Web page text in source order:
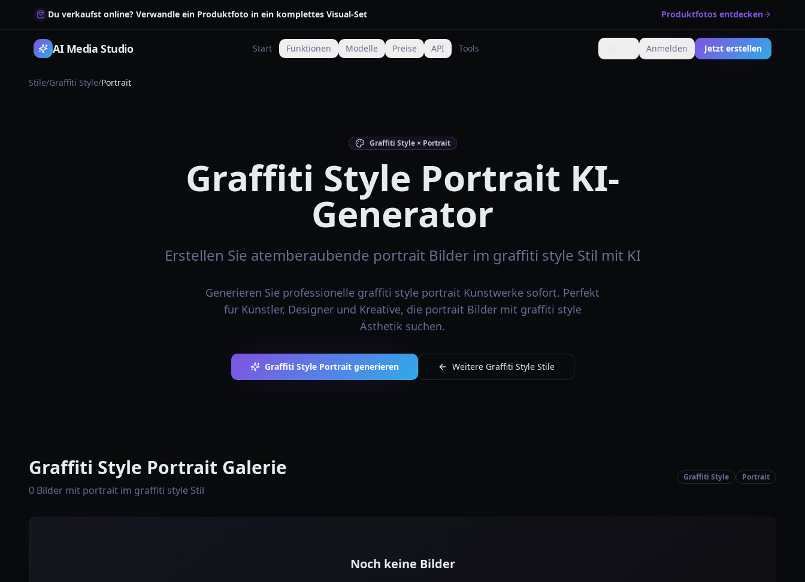
Du verkaufst online? Verwandle ein Produktfoto in ein komplettes Visual-Set Produktfotos entdecken
AI Media Studio Start Funktionen Modelle Preise API Tools Sprache ändern
Anmelden Jetzt erstellen
Stile/Graffiti Style/Portrait
Graffiti Style × Portrait
Graffiti Style Portrait KI-
Generator
Erstellen Sie atemberaubende portrait Bilder im graffiti style Stil mit KI
Generieren Sie professionelle graffiti style portrait Kunstwerke sofort. Perfekt
für Künstler, Designer und Kreative, die portrait Bilder mit graffiti style
Ästhetik suchen.
Graffiti Style Portrait generieren Weitere Graffiti Style Stile
Graffiti Style Portrait Galerie
0 Bilder mit portrait im graffiti style Stil
Graffiti Style Portrait
Noch keine Bilder